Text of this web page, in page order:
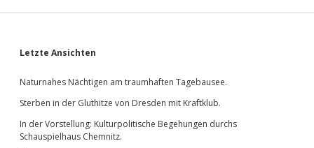
Sidebar
Letzte Ansichten
Naturnahes Nächtigen am traumhaften Tagebausee.
Sterben in der Gluthitze von Dresden mit Kraftklub.
In der Vorstellung: Kulturpolitische Begehungen durchs
Schauspielhaus Chemnitz.